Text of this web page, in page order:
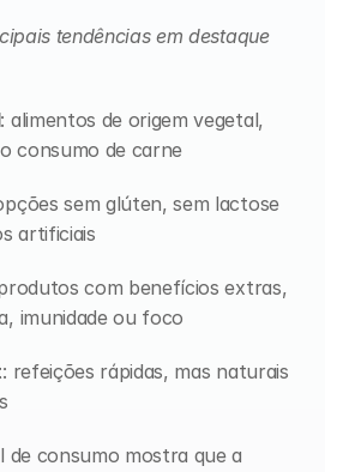
tendências em destaque
: alimentos de origem vegetal,
consumo de carne
sem glúten, sem lactose
artificiais
com benefícios extras,
imunidade ou foco
: refeições rápidas, mas naturais
de consumo mostra que a